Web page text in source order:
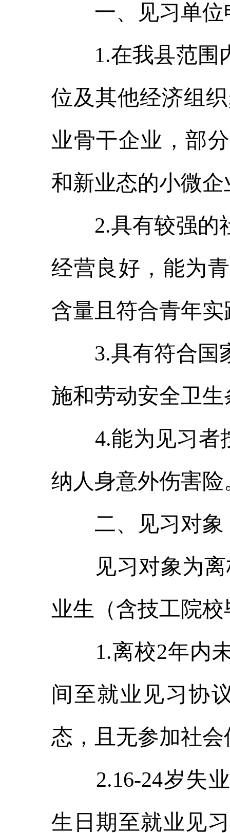
一、见习单位
1.在我县范围内
位及其他经济组
业骨干企业，部
和新业态的小微
2.具有较强的社
经营良好，能为
含量且符合青年
3.具有符合国家
施和劳动安全卫生
4.能为见习者按
纳人身意外伤害险
二、见习对象
见习对象为离
业生（含技工院
1.离校2年内未
间至就业见习协
态，且无参加社
2.16-24岁失业
生日期至就业见